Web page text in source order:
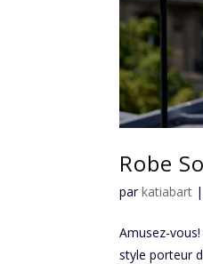
Robe
parkatiabart |
Amusez-
style porteur